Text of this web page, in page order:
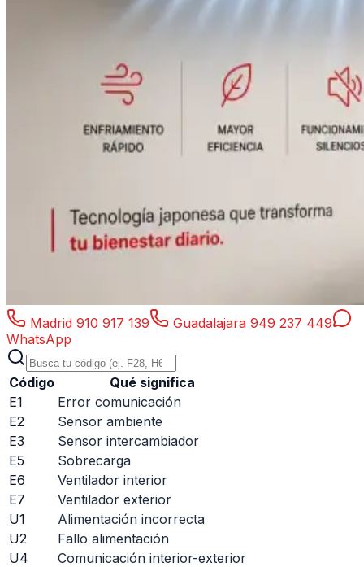
Madrid 910 917 139 Guadalajara 949 237 449
WhatsApp
Código
Qué significa
E1
Error comunicación
E2
Sensor ambiente
E3
Sensor intercambiador
E5
Sobrecarga
E6
Ventilador interior
E7
Ventilador exterior
U1
Alimentación incorrecta
U2
Fallo alimentación
U4
Comunicación interior-exterior